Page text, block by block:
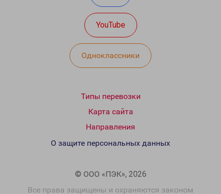
YouTube
Одноклассники
Типы перевозки
Карта сайта
Направления
© ООО «ПЭК», 2026
Все права защищены и охраняются законом
О защите персональных данных